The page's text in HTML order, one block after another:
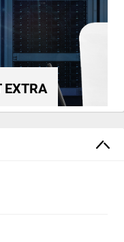
EXTRA